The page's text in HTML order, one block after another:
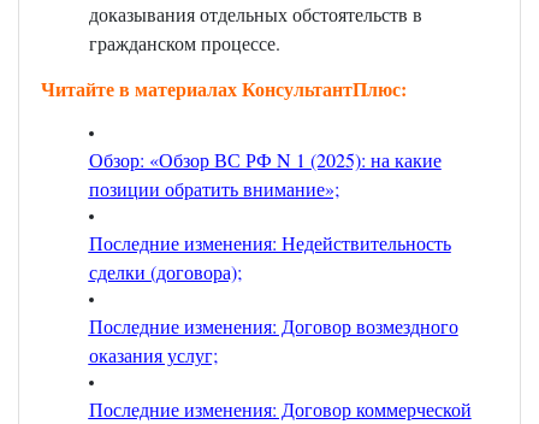
доказывания отдельных обстоятельств в
гражданском процессе.
Читайте в материалах КонсультантПлюс:
Обзор: «Обзор ВС РФ N 1 (2025): на какие
позиции обратить внимание»;
Последние изменения: Недействительность
сделки (договора);
Последние изменения: Договор возмездного
оказания услуг;
Последние изменения: Договор коммерческой